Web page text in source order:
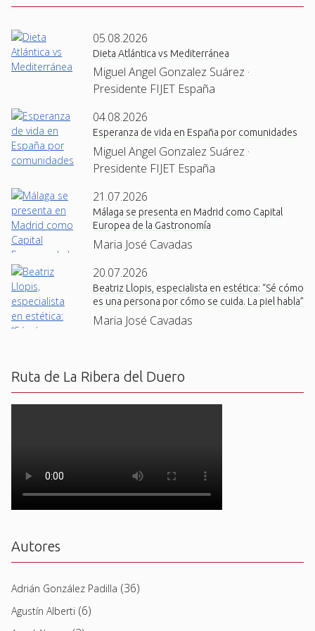
05.08.2026
Dieta Atlántica vs Mediterránea
Miguel Angel Gonzalez Suárez ·
Presidente FIJET España
04.08.2026
Esperanza de vida en España por comunidades
Miguel Angel Gonzalez Suárez ·
Presidente FIJET España
21.07.2026
Málaga se presenta en Madrid como Capital
Europea de la Gastronomía
Maria José Cavadas
20.07.2026
Beatriz Llopis, especialista en estética: “Sé cómo
es una persona por cómo se cuida. La piel habla”
Maria José Cavadas
Ruta de La Ribera del Duero
Autores
Adrián González Padilla (36)
Agustín Alberti (6)